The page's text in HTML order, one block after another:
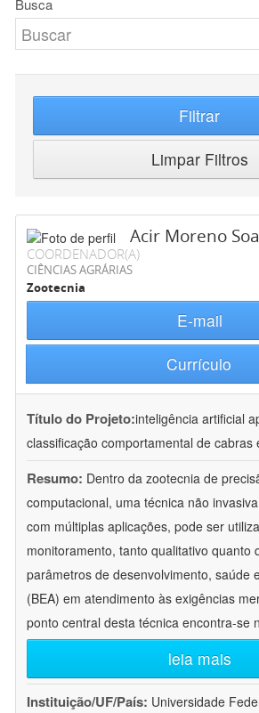
Busca
Filtrar
Limpar Filtros
Acir Moreno
COORDENADOR(A)
CIÊNCIAS AGRÁRIAS
Zootecnia
E-mail
Currículo
Título do Projeto:inteligência artificial
classificação comportamental de cabras
Resumo: Dentro da zootecnia de
computacional, uma técnica não
com múltiplas aplicações, pode ser
monitoramento, tanto qualitativo quanto
parâmetros de desenvolvimento, saúde
(BEA) em atendimento às exigências
ponto central desta técnica encontra-se
leia mais
Instituição/UF/País: Universidade